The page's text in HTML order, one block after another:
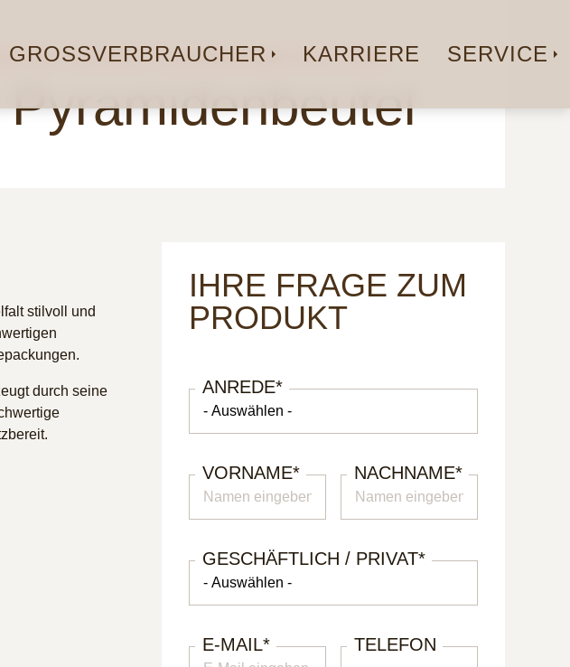
GROSSVERBRAUCHER KARRIERE SERVICE
FÜR BIO PYRAMIDENBEUTEL | 6ER
stilvoll und
durch seine
IHRE FRAGE ZUM
PRODUKT
ANREDE*
VORNAME* NACHNAME*
GESCHÄFTLICH / PRIVAT*
E-MAIL* TELEFON